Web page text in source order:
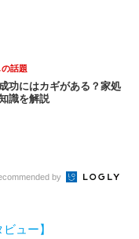
話題
功にはカギがある？家処
識を解説
by
ュー】